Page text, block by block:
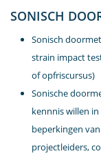
SONISCH
Sonisch
strain impact
of opfriscursus)
Sonische
kennnis willen
beperkingen
projectleiders,